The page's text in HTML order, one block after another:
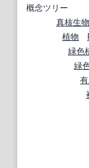
概念ツリー
真核生物
植物
緑色
緑
有